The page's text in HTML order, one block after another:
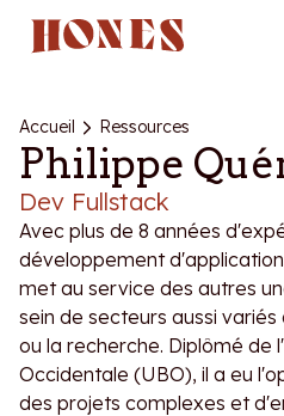
Accueil Ressources
Philippe
Dev Fullstack
Avec plus de 8 années
développement
met au service des autres
sein de secteurs aussi
ou la recherche. Diplômé de
Occidentale (UBO), il a eu
des projets complexes et